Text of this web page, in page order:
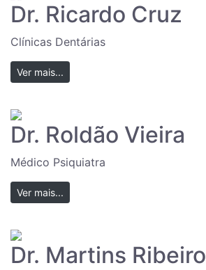
Dr. Ricardo Cruz
Clínicas Dentárias
Ver mais...
Dr. Roldão Vieira
Médico Psiquiatra
Ver mais...
Dr. Martins Ribeiro